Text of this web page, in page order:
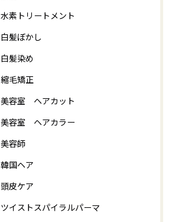
水素トリートメント
白髪ぼかし
白髪染め
縮毛矯正
美容室 ヘアカット
美容室 ヘアカラー
美容師
韓国ヘア
頭皮ケア
ツイストスパイラルパーマ